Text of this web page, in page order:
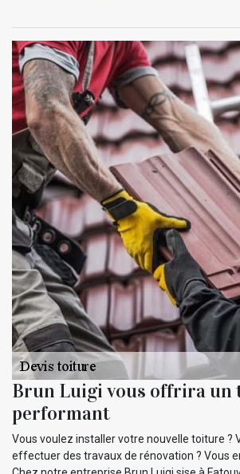
Brun Luigi vous offrira un
performant
Vous voulez installer votre nouvelle toiture ?
effectuer des travaux de rénovation ? Vous